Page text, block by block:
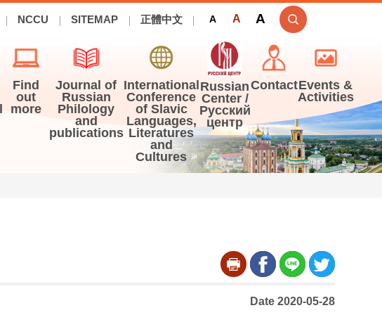
NCCU SITEMAP 正體中文 A A A
Find
out
more
Journal of
Russian
Philology
and
publications
International
Conference
of Slavic
Languages,
Literatures
and
Cultures
Russian
Center /
Русский
центр
ContactEvents &
Activities
Date 2020-05-28